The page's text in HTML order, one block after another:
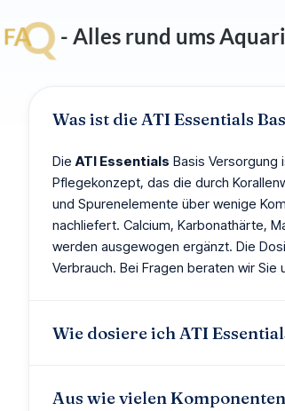
FAQs - Alles rund ums
Was ist die ATI Essentials
DieATI Essentials Basis Versorgung
Pflegekonzept, das die durch
und Spurenelemente über wenige
nachliefert. Calcium, Karbonathärte,
werden ausgewogen ergänzt. Die
Verbrauch. Bei Fragen beraten wir
Wie dosiere ich ATI
Aus wie vielen